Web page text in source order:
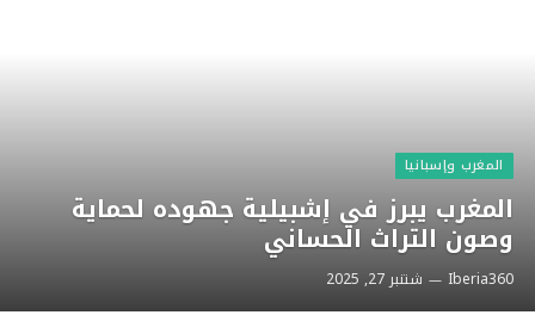
المغرب وإسبانيا
المغرب يبرز في إشبيلية جهوده لحماية
وصون التراث الحساني
Iberia360 شتنبر 27, 2025